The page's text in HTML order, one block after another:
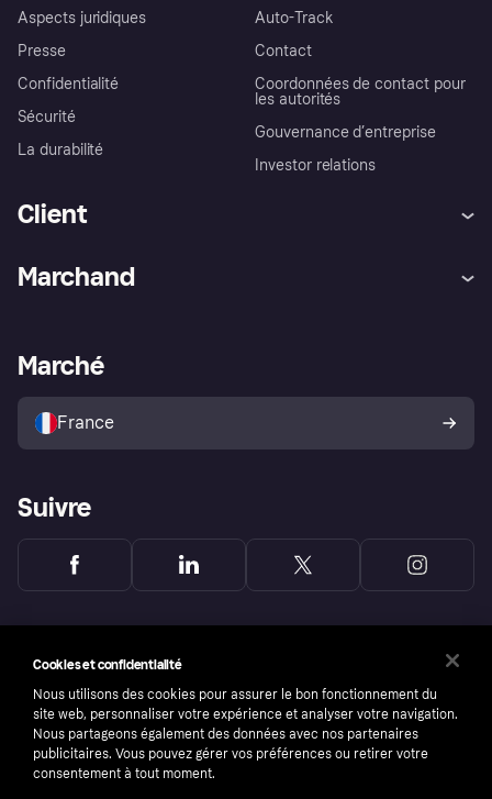
Aspects juridiques
Presse
Confidentialité
Sécurité
La durabilité
Auto-Track
Contact
Coordonnées de contact pour
les autorités
Gouvernance d’entreprise
Investor relations
Client
Explorez les magasins
Politique de protection de
l’acheteur Klarna
Marchand
Portail Marchand
Marché
France
Suivre
Cookies et confidentialité
Nous utilisons des cookies pour assurer le bon fonctionnement du
site web, personnaliser votre expérience et analyser votre navigation.
Nous partageons également des données avec nos partenaires
publicitaires. Vous pouvez gérer vos préférences ou retirer votre
consentement à tout moment.